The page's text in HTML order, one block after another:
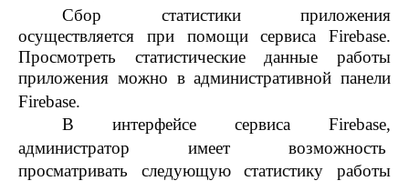
Сбор статистики приложения
осуществляется при помощи сервиса Firebase.
Просмотреть статистические данные работы
приложения можно в административной панели
Firebase.
В интерфейсе сервиса Firebase,
администратор имеет возможность
просматривать следующую статистику работы